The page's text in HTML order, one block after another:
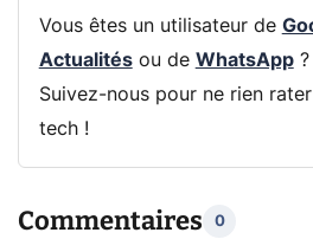
Vous êtes un utilisateur de
Actualitésou de WhatsApp?
Suivez-nous pour ne rien
tech !
Commentaires 0